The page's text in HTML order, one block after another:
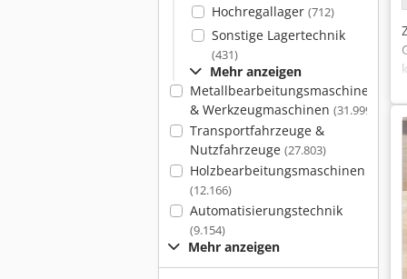
Hochregallager (712)
Sonstige Lagertechnik
(431)
Mehr anzeigen
Metallbearbeitungsmaschinen
& Werkzeugmaschinen (31.999)
Transportfahrzeuge &
Nutzfahrzeuge (27.803)
Holzbearbeitungsmaschinen
(12.166)
Automatisierungstechnik
(9.154)
Mehr anzeigen